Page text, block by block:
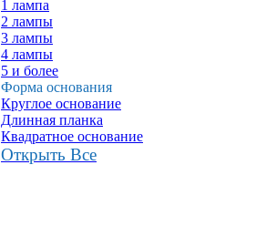
1 лампа
2 лампы
3 лампы
4 лампы
5 и более
Форма основания
Круглое основание
Длинная планка
Квадратное основание
Открыть Все